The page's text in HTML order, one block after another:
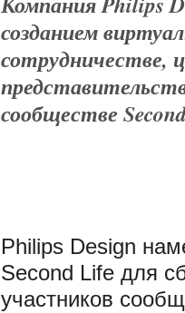
созданием
сотрудничестве,
сообществе
Philips Design
Second Life для
участников